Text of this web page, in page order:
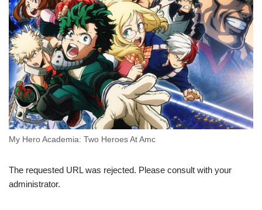
My Hero Academia: Two Heroes At Amc
The requested URL was rejected. Please consult with your
administrator.